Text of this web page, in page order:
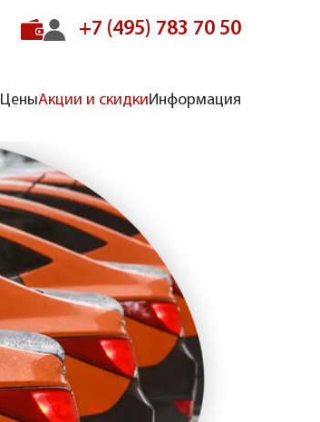
+7 (495) 783 70 50
ЦеныАкции и скидкиИнформация